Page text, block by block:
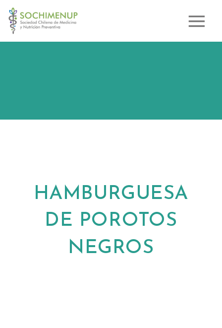
HAMBURGUESA
DE POROTOS
NEGROS